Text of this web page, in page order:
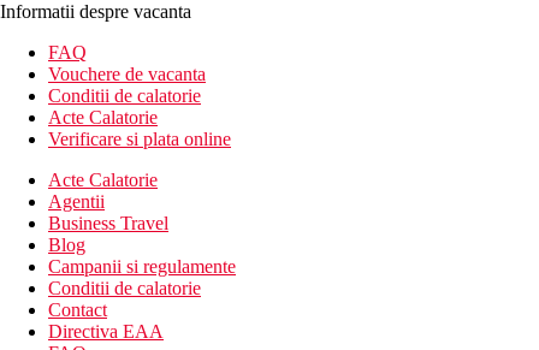
Informatii despre vacanta
FAQ
Vouchere de vacanta
Conditii de calatorie
Acte Calatorie
Verificare si plata online
Acte Calatorie
Agentii
Business Travel
Blog
Campanii si regulamente
Conditii de calatorie
Contact
Directiva EAA